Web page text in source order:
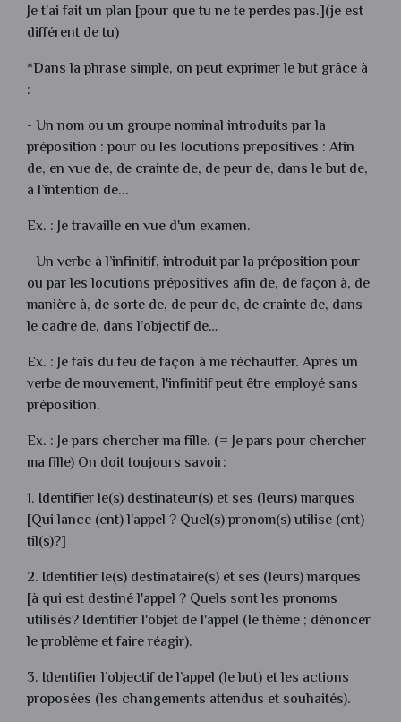
Je t'ai fait un plan [pour que tu ne te perdes pas.](je est
différent de tu)
*Dans la phrase simple, on peut exprimer le but grâce à
:
- Un nom ou un groupe nominal introduits par la
préposition : pour ou les locutions prépositives : Afin
de, en vue de, de crainte de, de peur de, dans le but de,
à l’intention de...
Ex. : Je travaille en vue d'un examen.
- Un verbe à l’infinitif, introduit par la préposition pour
ou par les locutions prépositives afin de, de façon à, de
manière à, de sorte de, de peur de, de crainte de, dans
le cadre de, dans l’objectif de…
Ex. : Je fais du feu de façon à me réchauffer. Après un
verbe de mouvement, l'infinitif peut être employé sans
préposition.
Ex. : Je pars chercher ma fille. (= Je pars pour chercher
ma fille) On doit toujours savoir:
1. Identifier le(s) destinateur(s) et ses (leurs) marques
[Qui lance (ent) l'appel ? Quel(s) pronom(s) utilise (ent)-
til(s)?]
2. Identifier le(s) destinataire(s) et ses (leurs) marques
[à qui est destiné l'appel ? Quels sont les pronoms
utilisés? Identifier l'objet de l'appel (le thème ; dénoncer
le problème et faire réagir).
3. Identifier l’objectif de l’appel (le but) et les actions
proposées (les changements attendus et souhaités).